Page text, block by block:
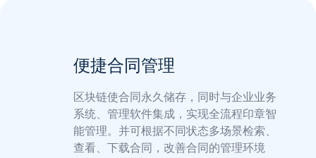
便捷合同管理
区块链使合同永久储存，同时与企业业务
系统、管理软件集成，实现全流程印章智
能管理。并可根据不同状态多场景检索、
查看、下载合同，改善合同的管理环境